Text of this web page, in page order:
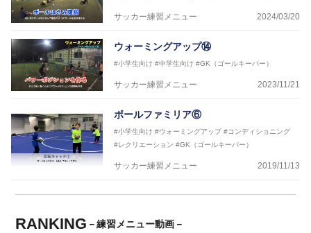
サッカー練習メニュー 2024/03/20
ウォーミングアップ⑭
#小学生向け #中学生向け #GK（ゴールキーパー）
サッカー練習メニュー 2023/11/21
ボールファミリア⑥
#小学生向け #ウォーミングアップ #コンディショニング
#レクリエーション #GK（ゴールキーパー）
サッカー練習メニュー 2019/11/13
RANKING －練習メニュー動画－